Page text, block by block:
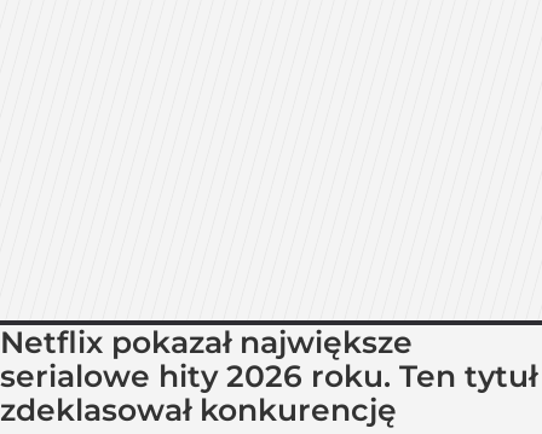
Netflix pokazał największe
serialowe hity 2026 roku. Ten tytuł
zdeklasował konkurencję